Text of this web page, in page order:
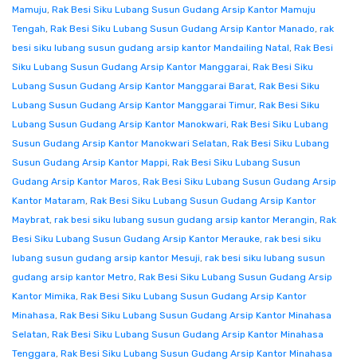
Mamuju, Rak Besi Siku Lubang Susun Gudang Arsip Kantor Mamuju
Tengah, Rak Besi Siku Lubang Susun Gudang Arsip Kantor Manado, rak
besi siku lubang susun gudang arsip kantor Mandailing Natal, Rak Besi
Siku Lubang Susun Gudang Arsip Kantor Manggarai, Rak Besi Siku
Lubang Susun Gudang Arsip Kantor Manggarai Barat, Rak Besi Siku
Lubang Susun Gudang Arsip Kantor Manggarai Timur, Rak Besi Siku
Lubang Susun Gudang Arsip Kantor Manokwari, Rak Besi Siku Lubang
Susun Gudang Arsip Kantor Manokwari Selatan, Rak Besi Siku Lubang
Susun Gudang Arsip Kantor Mappi, Rak Besi Siku Lubang Susun
Gudang Arsip Kantor Maros, Rak Besi Siku Lubang Susun Gudang Arsip
Kantor Mataram, Rak Besi Siku Lubang Susun Gudang Arsip Kantor
Maybrat, rak besi siku lubang susun gudang arsip kantor Merangin, Rak
Besi Siku Lubang Susun Gudang Arsip Kantor Merauke, rak besi siku
lubang susun gudang arsip kantor Mesuji, rak besi siku lubang susun
gudang arsip kantor Metro, Rak Besi Siku Lubang Susun Gudang Arsip
Kantor Mimika, Rak Besi Siku Lubang Susun Gudang Arsip Kantor
Minahasa, Rak Besi Siku Lubang Susun Gudang Arsip Kantor Minahasa
Selatan, Rak Besi Siku Lubang Susun Gudang Arsip Kantor Minahasa
Tenggara, Rak Besi Siku Lubang Susun Gudang Arsip Kantor Minahasa